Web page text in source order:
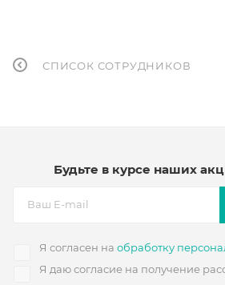
СПИСОК СОТРУДНИКОВ
Будьте в курсе наших
Я согласен на обработку
Я даю согласие на получение